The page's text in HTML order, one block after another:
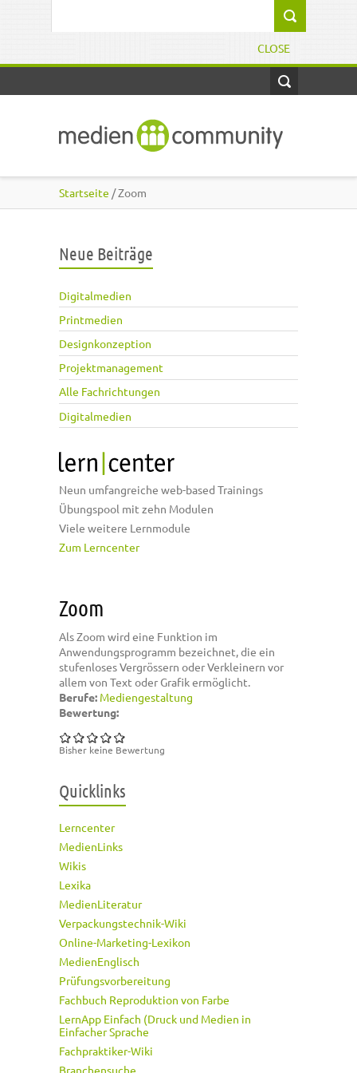
CLOSE
Startseite / Zoom
Neue Beiträge
Digitalmedien
Printmedien
Designkonzeption
Projektmanagement
Alle Fachrichtungen
Digitalmedien
Neun umfangreiche web-based Trainings
Übungspool mit zehn Modulen
Viele weitere Lernmodule
Zum Lerncenter
Zoom
Als Zoom wird eine Funktion im
Anwendungsprogramm bezeichnet, die ein
stufenloses Vergrössern oder Verkleinern vor
allem von Text oder Grafik ermöglicht.
Berufe: Mediengestaltung
Bewertung:
Bisher keine Bewertung
Quicklinks
Lerncenter
MedienLinks
Wikis
Lexika
MedienLiteratur
Verpackungstechnik-Wiki
Online-Marketing-Lexikon
MedienEnglisch
Prüfungsvorbereitung
Fachbuch Reproduktion von Farbe
LernApp Einfach (Druck und Medien in
Einfacher Sprache
Fachpraktiker-Wiki
Branchensuche